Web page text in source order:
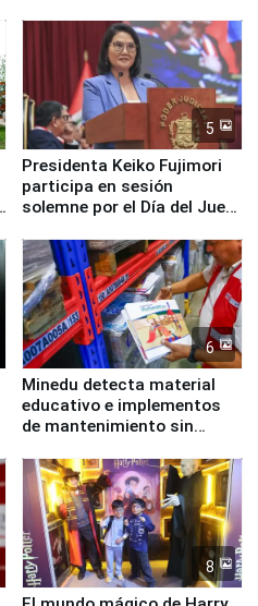
5
Presidenta Keiko Fujimori
participa en sesión
solemne por el Día del Juez
6
Minedu detecta material
educativo e implementos
de mantenimiento sin
la UGEL 2
8